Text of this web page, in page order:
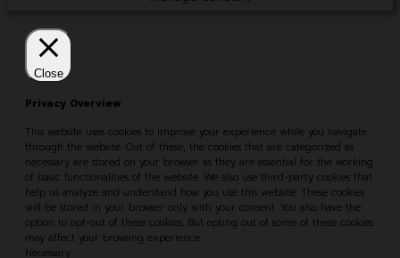
Close
Privacy Overview
This website uses cookies to improve your experience while you navigate
through the website. Out of these, the cookies that are categorized as
necessary are stored on your browser as they are essential for the working
of basic functionalities of the website. We also use third-party cookies that
help us analyze and understand how you use this website. These cookies
will be stored in your browser only with your consent. You also have the
option to opt-out of these cookies. But opting out of some of these cookies
may affect your browsing experience.
Necessary